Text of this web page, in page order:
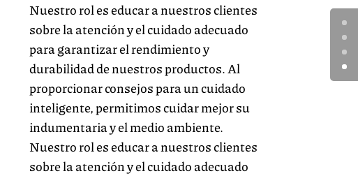
Nuestro rol es educar a nuestros clientes
sobre la atención y el cuidado adecuado
para garantizar el rendimiento y
durabilidad de nuestros productos. Al
proporcionar consejos para un cuidado
inteligente, permitimos cuidar mejor su
indumentaria y el medio ambiente.
Nuestro rol es educar a nuestros clientes
sobre la atención y el cuidado adecuado